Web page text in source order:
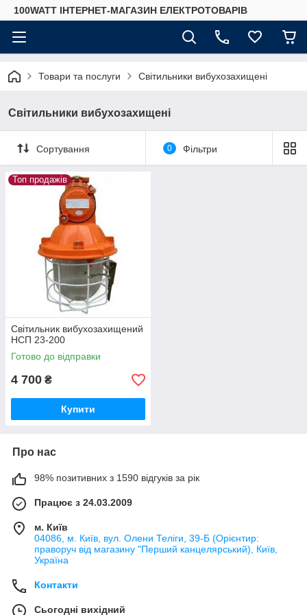
100WATT ІНТЕРНЕТ-МАГАЗИН ЕЛЕКТРОТОВАРІВ
Товари та послуги Світильники вибухозахищені
Світильники вибухозахищені
Сортування 0 Фільтри
Топ продажів
Світильник вибухозахищений
НСП 23-200
Готово до відправки
4 700 ₴
Купити
Про нас
98% позитивних з 1590 відгуків за рік
Працює з 24.03.2009
м. Київ
04086, м. Київ, вул. Олени Теліги, 39-Б (Орієнтир:
праворуч від магазину "Перший канцелярський), Київ,
Україна
Контакти
Сьогодні вихідний